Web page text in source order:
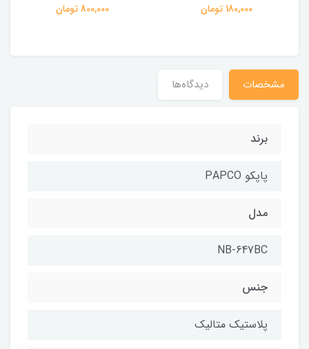
180,000 تومان 800,000 تومان
مشخصات دیدگاه‌ها
برند
پاپکو PAPCO
مدل
NB-647BC
جنس
پلاستیک متالیک